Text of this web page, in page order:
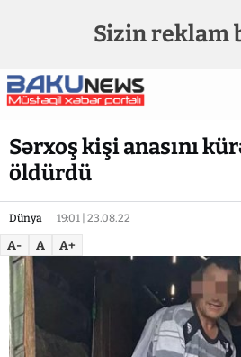
Sizin reklam
Sərxoş kişi anasını
öldürdü
Dünya 19:01 | 23.08.22
A- A A+